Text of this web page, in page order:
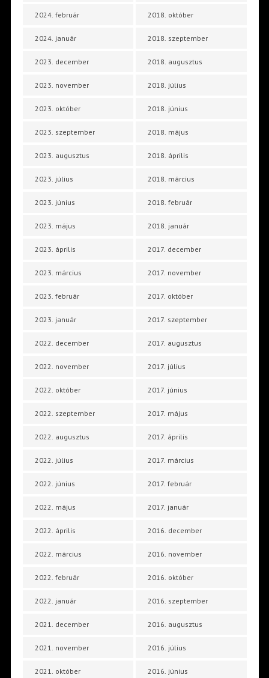
2024. február
2024. január
2023. december
2023. november
2023. október
2023. szeptember
2023. augusztus
2023. július
2023. június
2023. május
2023. április
2023. március
2023. február
2023. január
2022. december
2022. november
2022. október
2022. szeptember
2022. augusztus
2022. július
2022. június
2022. május
2022. április
2022. március
2022. február
2022. január
2021. december
2021. november
2021. október
2018. október
2018. szeptember
2018. augusztus
2018. július
2018. június
2018. május
2018. április
2018. március
2018. február
2018. január
2017. december
2017. november
2017. október
2017. szeptember
2017. augusztus
2017. július
2017. június
2017. május
2017. április
2017. március
2017. február
2017. január
2016. december
2016. november
2016. október
2016. szeptember
2016. augusztus
2016. július
2016. június